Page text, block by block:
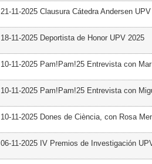
21-11-2025 Clausura Cátedra Andersen UPV
18-11-2025 Deportista de Honor UPV 2025
10-11-2025 Pam!Pam!25 Entrevista con
10-11-2025 Pam!Pam!25 Entrevista con
10-11-2025 Dones de Ciència, con Rosa
06-11-2025 IV Premios de Investigación